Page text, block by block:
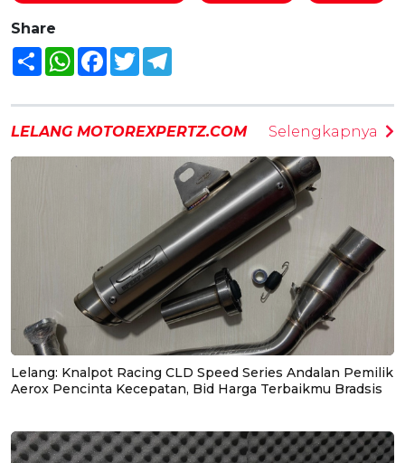
Share
Share WhatsAppFacebook
Twitter
LELANG MOTOREXPERTZ.COM Selengkapnya
Lelang: Knalpot Racing CLD Speed Series Andalan Pemilik
Aerox Pencinta Kecepatan, Bid Harga Terbaikmu Bradsis